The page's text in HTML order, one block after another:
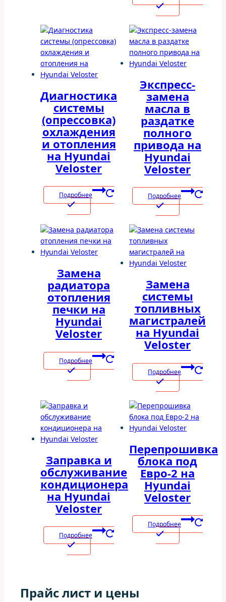
Диагностика
системы
(опрессовка)
охлаждения
и отопления
на Hyundai
Veloster
Подробнее
Экспресс-
замена
масла в
раздатке
полного
привода на
Hyundai
Veloster
Подробнее
Замена
радиатора
отопления
печки на
Hyundai
Veloster
Подробнее
Замена
системы
топливных
магистралей
на Hyundai
Veloster
Подробнее
Заправка и
обслуживание
кондиционера
на Hyundai
Veloster
Подробнее
Перепрошивка
блока под
Евро-2 на
Hyundai
Veloster
Подробнее
Прайс лист и цены